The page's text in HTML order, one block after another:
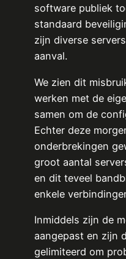
software publiek
standaard
zijn diverse
aanval.
We zien dit
werken met de
samen om de
Echter deze
onderbrekingen
groot aantal
en dit teveel
enkele
Inmiddels zijn de
aangepast en zijn
gelimiteerd om